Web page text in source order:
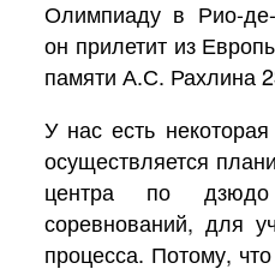
Олимпиаду в Рио-
он прилетит из
памяти А.С. Рахлина
У нас есть
осуществляется
центра по
соревнований, для
процесса. Потому,